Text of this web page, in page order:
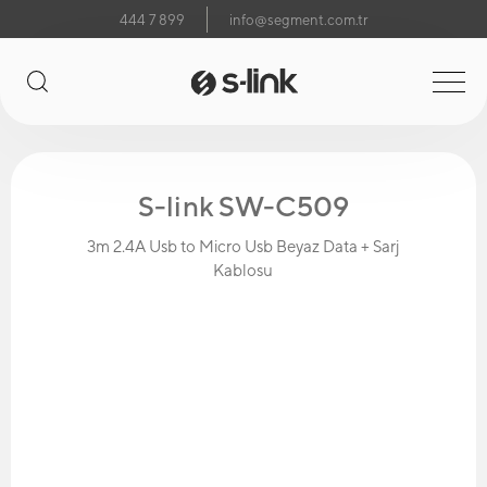
444 7 899 info@segment.com.tr
S-link SW-C509
3m 2.4A Usb to Micro Usb Beyaz Data + Sarj
Kablosu